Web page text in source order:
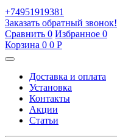
+74951919381
Заказать обратный звонок!
Сравнить 0 Избранное 0
Корзина 0 0 Р
Доставка и оплата
Установка
Контакты
Акции
Статьи